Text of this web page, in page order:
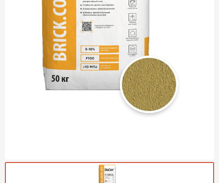
Газобетон Аэрок
ПЕРЕЙТИ
Газобетон Могилевский КСИ
Газобетон ЛСР
Газобетон Poritep
Газобетон ДСК Грас
Газобетон ВКБлок